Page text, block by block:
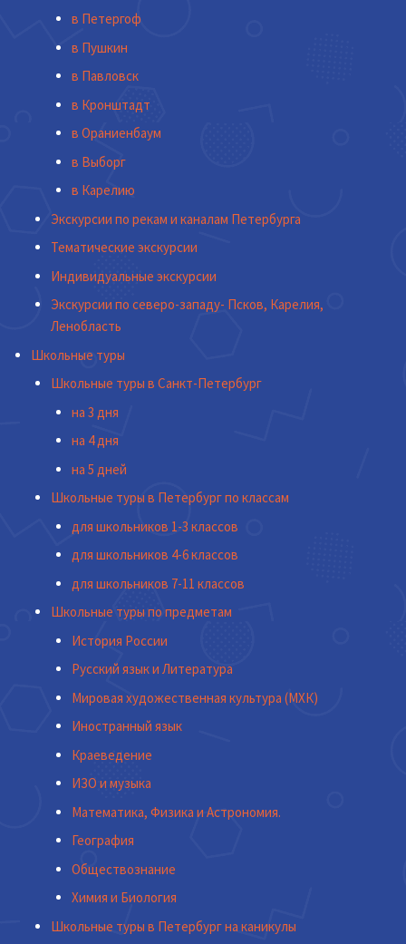
в Петергоф
в Пушкин
в Павловск
в Кронштадт
в Ораниенбаум
в Выборг
в Карелию
Экскурсии по рекам и каналам Петербурга
Тематические экскурсии
Индивидуальные экскурсии
Экскурсии по северо-западу- Псков, Карелия,
Ленобласть
Школьные туры
Школьные туры в Санкт-Петербург
на 3 дня
на 4 дня
на 5 дней
Школьные туры в Петербург по классам
для школьников 1-3 классов
для школьников 4-6 классов
для школьников 7-11 классов
Школьные туры по предметам
История России
Русский язык и Литература
Мировая художественная культура (МХК)
Иностранный язык
Краеведение
ИЗО и музыка
Математика, Физика и Астрономия.
География
Обществознание
Химия и Биология
Школьные туры в Петербург на каникулы